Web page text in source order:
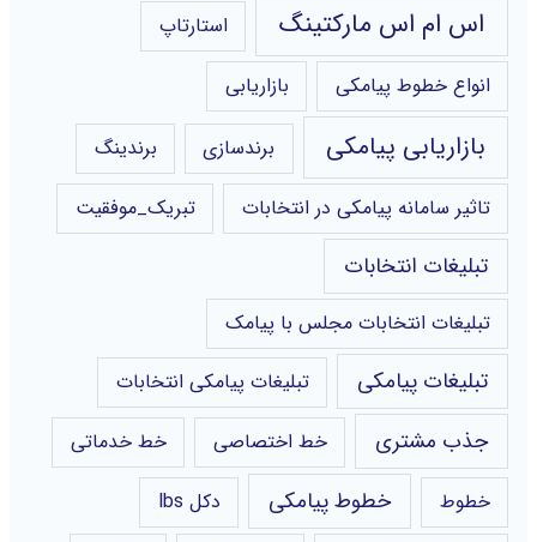
اس ام اس مارکتینگ استارتاپ
انواع خطوط پیامکی بازاریابی
بازاریابی پیامکی برندسازی برندینگ
تاثیر سامانه پیامکی در انتخابات تبریک_موفقیت
تبلیغات انتخابات
تبلیغات انتخابات مجلس با پیامک
تبلیغات پیامکی تبلیغات پیامکی انتخابات
جذب مشتری خط اختصاصی
خط خدماتی
خطوط
خطوط پیامکی دکل lbs